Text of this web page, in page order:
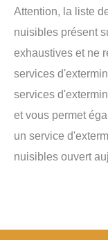
Attention, la liste
nuisibles présent
exhaustives et ne
services
services
et vous permet
un service
nuisibles ouvert